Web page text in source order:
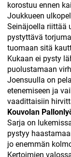
korostuu ennen
Joukkueen
Seinäjoella riittää
pystyttävä
tuomaan sitä
Kukaan ei pysty
puolustamaan
Joensuulla on
etenemiseen ja
vaadittaisiin
Kouvolan
Sarja on
pystyy
jo enemmän
Kertoimien